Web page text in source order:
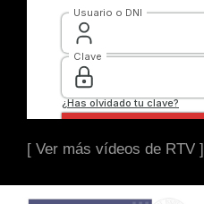
[ Ver más vídeos de RTV ]